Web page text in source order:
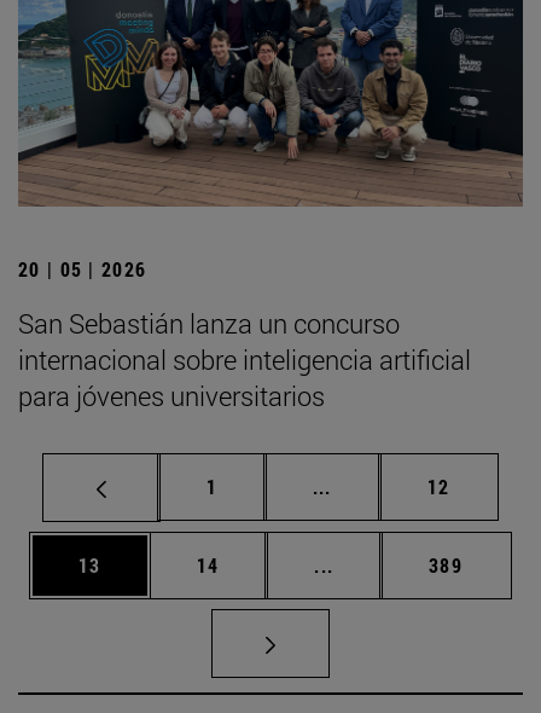
20 | 05 | 2026
San Sebastián lanza un concurso
internacional sobre inteligencia artificial
para jóvenes universitarios
Página
1 ... Páginas intermedias
Página
12
Página
13 Página
14 ... Páginas intermedias
Página
389